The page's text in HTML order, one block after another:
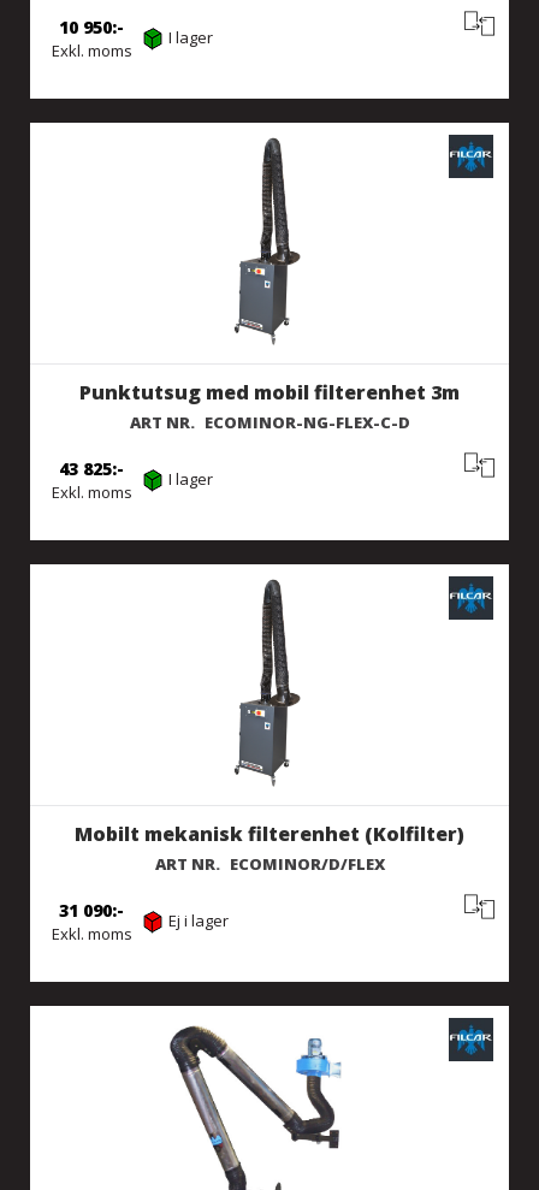
Exkl. moms
10 950 I lager
Punktutsug med mobil filterenhet 3m
ART NR. ECOMINOR-NG-FLEX-C-D
Exkl. moms
43 825 I lager
Mobilt mekanisk filterenhet (Kolfilter)
ART NR. ECOMINOR/D/FLEX
Exkl. moms
31 090 Ej i lager